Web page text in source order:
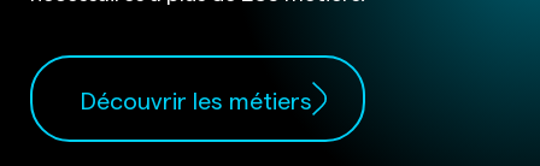
Découvrir les métiers